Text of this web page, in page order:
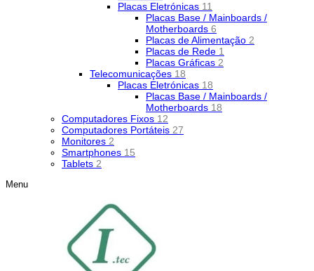
Placas Eletrónicas 11
Placas Base / Mainboards /
Motherboards 6
Placas de Alimentação 2
Placas de Rede 1
Placas Gráficas 2
Telecomunicações 18
Placas Eletrónicas 18
Placas Base / Mainboards /
Motherboards 18
Computadores Fixos 12
Computadores Portáteis 27
Monitores 2
Smartphones 15
Tablets 2
Menu